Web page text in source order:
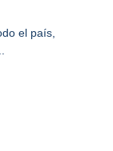
el país,